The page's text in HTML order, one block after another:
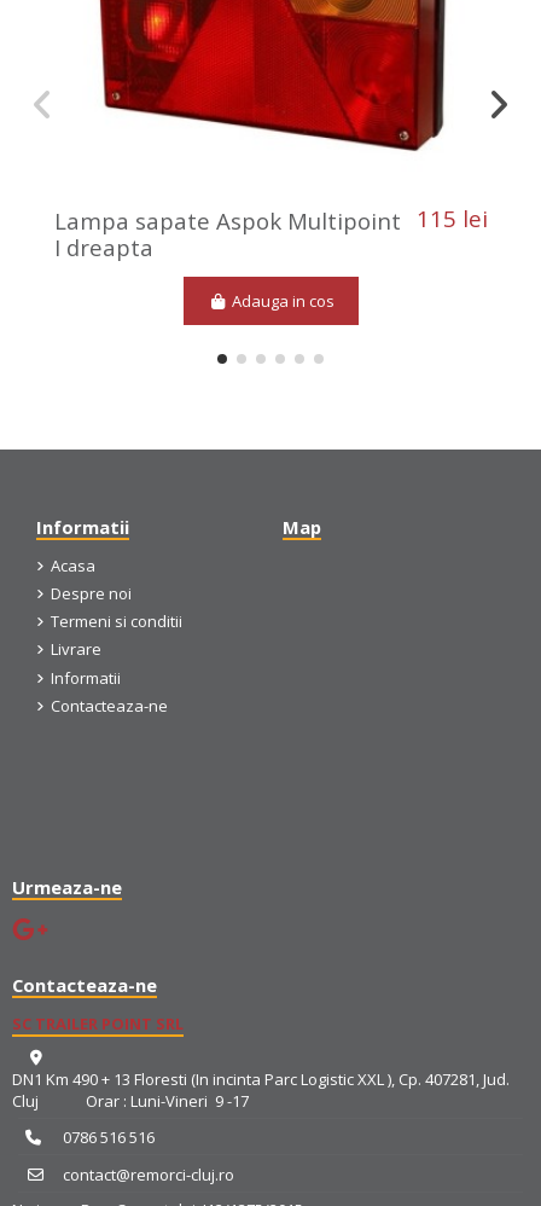
Lampa sapate Aspok Multipoint
I dreapta
115 lei
Adauga in cos
Informatii
Acasa
Despre noi
Termeni si conditii
Livrare
Informatii
Contacteaza-ne
Map
Urmeaza-ne
Contacteaza-ne
SC TRAILER POINT SRL
DN1 Km 490 + 13 Floresti (In incinta Parc Logistic XXL ), Cp. 407281, Jud.
Cluj Orar : Luni-Vineri 9 -17
0786 516 516
contact@remorci-cluj.ro